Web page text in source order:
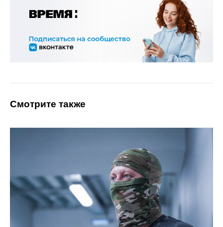
Смотрите также